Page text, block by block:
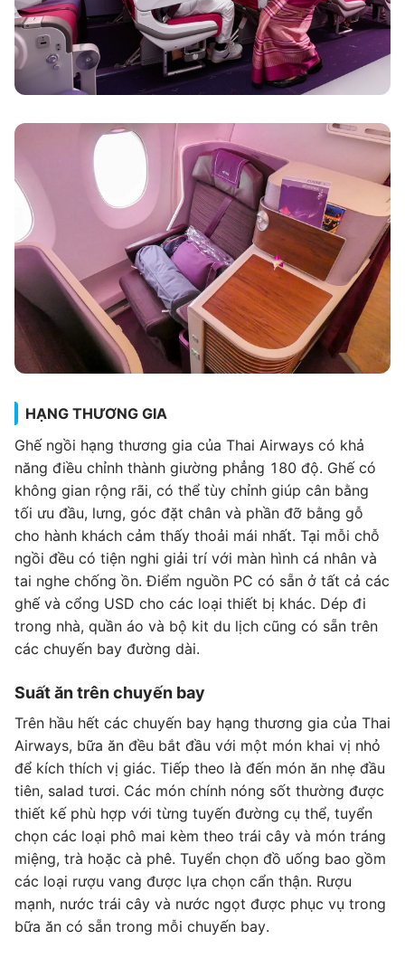
HẠNG THƯƠNG GIA
Ghế ngồi hạng thương gia của Thai Airways có khả
năng điều chỉnh thành giường phẳng 180 độ. Ghế có
không gian rộng rãi, có thể tùy chỉnh giúp cân bằng
tối ưu đầu, lưng, góc đặt chân và phần đỡ bằng gỗ
cho hành khách cảm thấy thoải mái nhất. Tại mỗi chỗ
ngồi đều có tiện nghi giải trí với màn hình cá nhân và
tai nghe chống ồn. Điểm nguồn PC có sẵn ở tất cả các
ghế và cổng USD cho các loại thiết bị khác. Dép đi
trong nhà, quần áo và bộ kit du lịch cũng có sẵn trên
các chuyến bay đường dài.
Suất ăn trên chuyến bay
Trên hầu hết các chuyến bay hạng thương gia của Thai
Airways, bữa ăn đều bắt đầu với một món khai vị nhỏ
để kích thích vị giác. Tiếp theo là đến món ăn nhẹ đầu
tiên, salad tươi. Các món chính nóng sốt thường được
thiết kế phù hợp với từng tuyến đường cụ thể, tuyển
chọn các loại phô mai kèm theo trái cây và món tráng
miệng, trà hoặc cà phê. Tuyển chọn đồ uống bao gồm
các loại rượu vang được lựa chọn cẩn thận. Rượu
mạnh, nước trái cây và nước ngọt được phục vụ trong
bữa ăn có sẵn trong mỗi chuyến bay.